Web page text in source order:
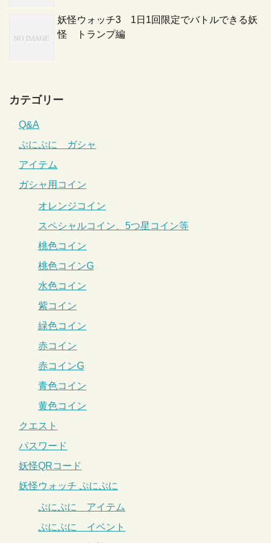
妖怪ウォッチ3 1日1回限定でバトルできる妖
怪 トランプ編
カテゴリー
Q&A
ぷにぷに ガシャ
アイテム
ガシャ用コイン
オレンジコイン
スペシャルコイン、5つ星コイン等
桃色コイン
桃色コインG
水色コイン
紫コイン
緑色コイン
赤コイン
赤コインG
青色コイン
黄色コイン
クエスト
パスワード
妖怪QRコード
妖怪ウォッチ ぷにぷに
ぷにぷに アイテム
ぷにぷに イベント